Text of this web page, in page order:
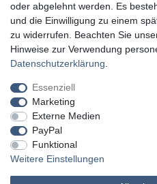
oder abgelehnt werden. Es
und die Einwilligung zu einem
zu widerrufen. Beachten Sie
Hinweise zur Verwendung
Daten­schutz­erklärung
Essenziell
Marketing
Externe Medien
PayPal
Funktional
Weitere Einstellungen